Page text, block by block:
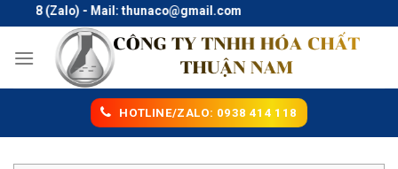
to
content
(Zalo) - Mail: thunaco@gmail.com
HOTLINE/ZALO: 0938 414 118